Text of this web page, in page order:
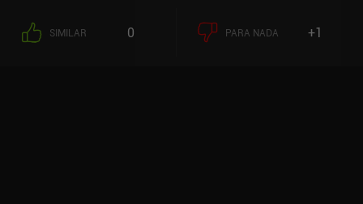
SIMILAR 0 PARA NADA +1